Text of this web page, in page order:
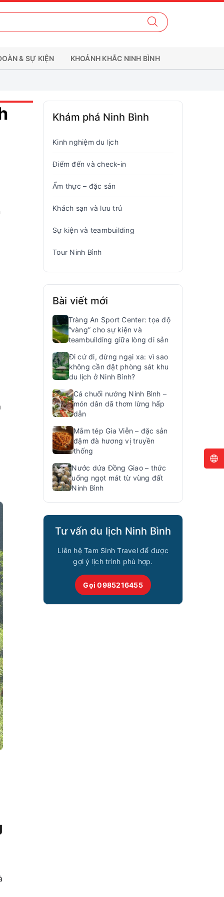
& SỰ KIỆN KHOẢNH KHẮC NINH BÌNH
Khám phá Ninh Bình
Kinh nghiệm du lịch
Điểm đến và check-in
Ẩm thực – đặc sản
Khách sạn và lưu trú
Sự kiện và teambuilding
Tour Ninh Bình
Bài viết mới
Tràng An Sport Center: tọa độ
“vàng” cho sự kiện và
teambuilding giữa lòng di sản
Đi cứ đi, đừng ngại xa: vì sao
không cần đặt phòng sát khu
du lịch ở Ninh Bình?
Cá chuối nướng Ninh Bình –
món dân dã thơm lừng hấp
dẫn
Mắm tép Gia Viễn – đặc sản
đậm đà hương vị truyền
thống
Nước dứa Đồng Giao – thức
uống ngọt mát từ vùng đất
Ninh Bình
Tư vấn du lịch Ninh Bình
Liên hệ Tam Sinh Travel để được
gợi ý lịch trình phù hợp.
Gọi 0985216455